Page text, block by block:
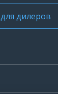
дилеров